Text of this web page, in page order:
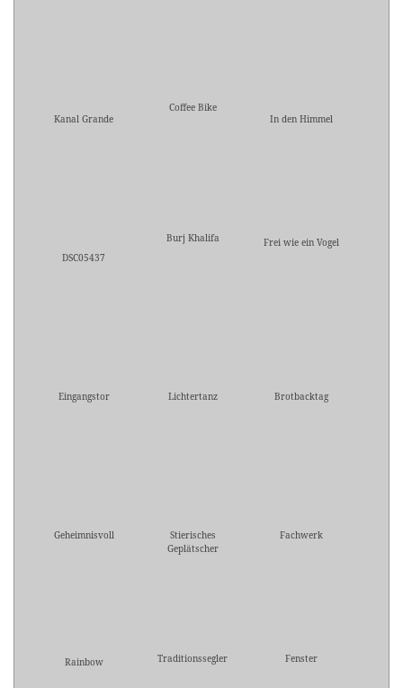
Kanal Grande
Coffee Bike
In den Himmel
DSC05437
Burj Khalifa Frei wie ein Vogel
Eingangstor Lichtertanz Brotbacktag
Geheimnisvoll
Stierisches
Geplätscher
Fachwerk
Rainbow Traditionssegler Fenster